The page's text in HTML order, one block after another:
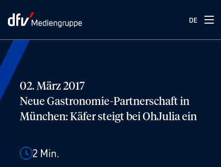
DE
02. März 2017
Neue Gastronomie-Partnerschaft in
München: Käfer steigt bei OhJulia ein
2 Min.